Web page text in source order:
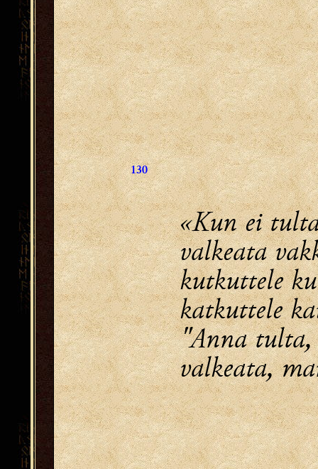
130
«Kun ei
valkeata
kutkuttele
katkuttele
"Anna tulta,
valkeata,